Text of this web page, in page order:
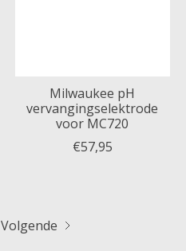
Milwaukee pH
vervangingselektrode
voor MC720
€57,95
Volgende